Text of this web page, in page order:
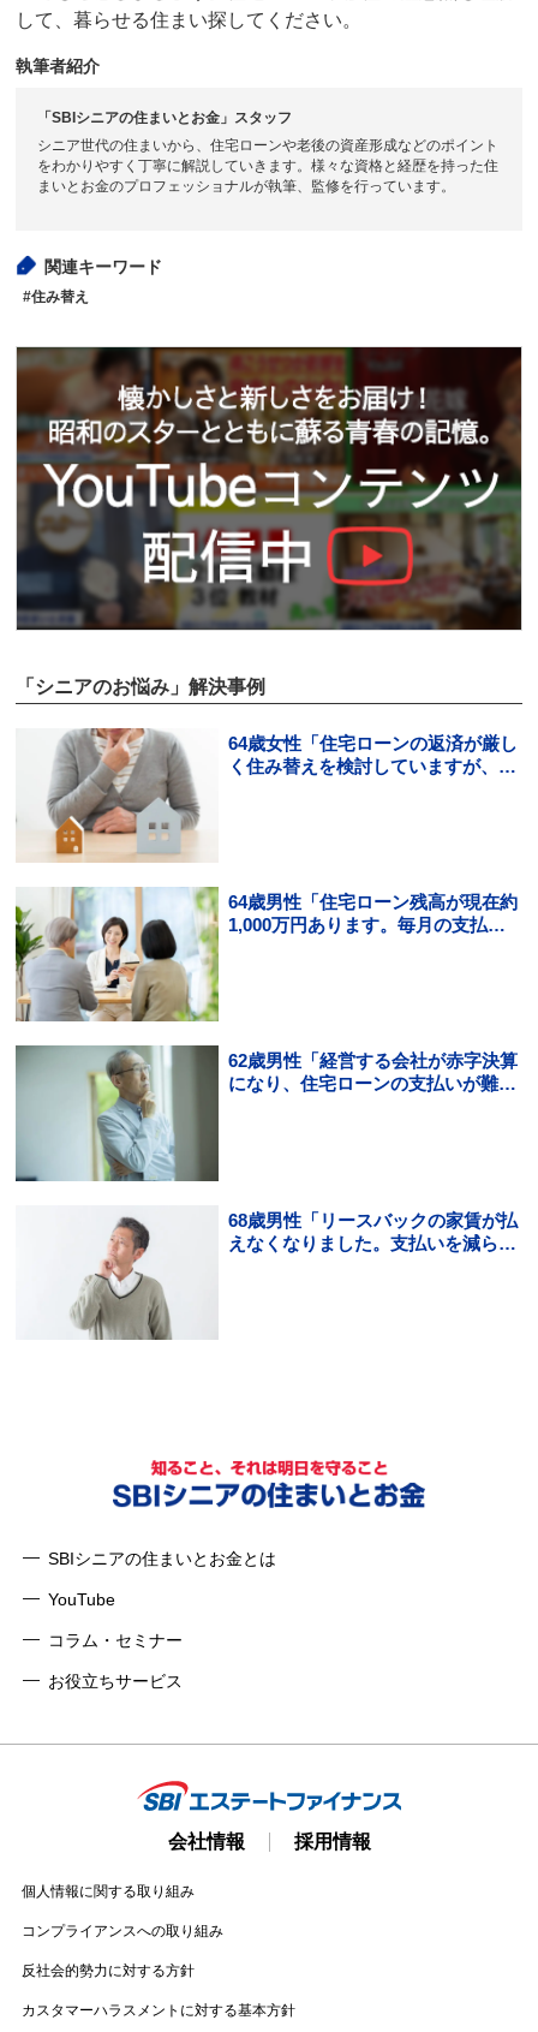
して、暮らせる住まい探してください。
執筆者紹介
「SBIシニアの住まいとお金」スタッフ
シニア世代の住まいから、住宅ローンや老後の資産形成などのポイント
をわかりやすく丁寧に解説していきます。様々な資格と経歴を持った住
まいとお金のプロフェッショナルが執筆、監修を行っています。
関連キーワード
#住み替え
「シニアのお悩み」解決事例
64歳女性「住宅ローンの返済が厳し
く住み替えを検討していますが、頭
64歳男性「住宅ローン残高が現在約
1,000万円あります。毎月の支払い
62歳男性「経営する会社が赤字決算
になり、住宅ローンの支払いが難し
68歳男性「リースバックの家賃が払
えなくなりました。支払いを減らす
SBIシニアの住まいとお金とは
YouTube
コラム・セミナー
お役立ちサービス
会社情報 採用情報
個人情報に関する取り組み
コンプライアンスへの取り組み
反社会的勢力に対する方針
カスタマーハラスメントに対する基本方針